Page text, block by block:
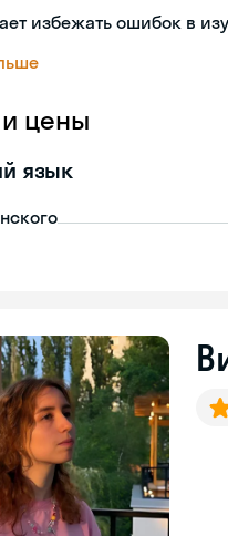
избежать ошибок в
и цены
язык